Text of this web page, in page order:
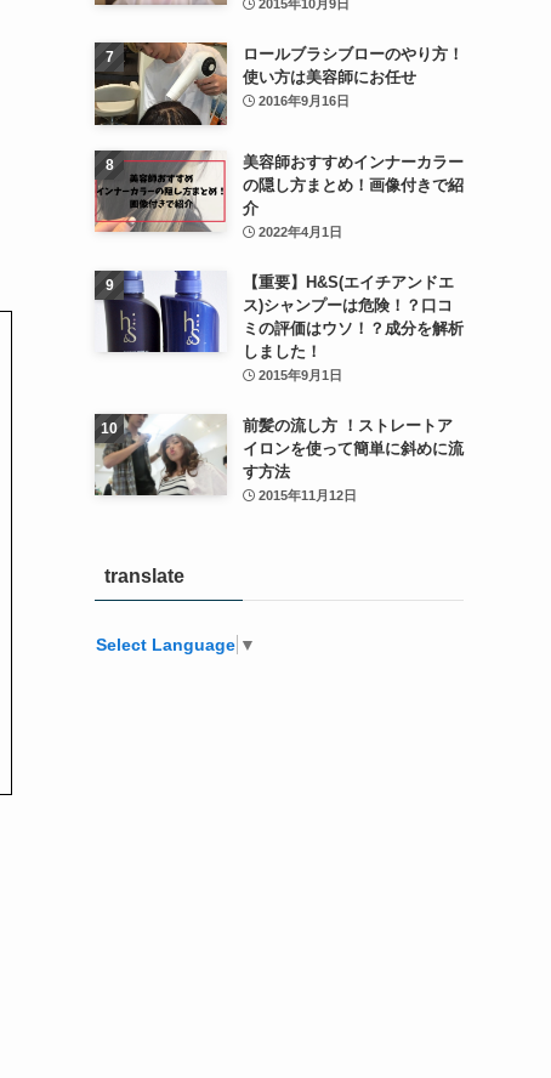
2015年10月9日
ロールブラシブローのやり方！
使い方は美容師にお任せ
2016年9月16日
美容師おすすめインナーカラー
の隠し方まとめ！画像付きで紹
介
2022年4月1日
【重要】H&S(エイチアンドエ
ス)シャンプーは危険！？口コ
ミの評価はウソ！？成分を解析
しました！
2015年9月1日
前髪の流し方 ！ストレートア
イロンを使って簡単に斜めに流
す方法
2015年11月12日
translate
Select Language ▼